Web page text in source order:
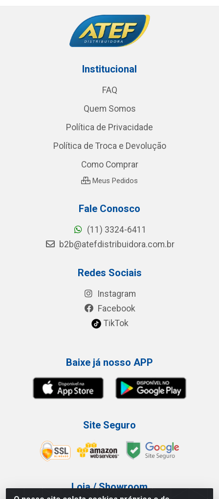
Institucional
FAQ
Quem Somos
Política de Privacidade
Política de Troca e Devolução
Como Comprar
Meus Pedidos
Fale Conosco
(11) 3324-6411
b2b@atefdistribuidora.com.br
Redes Sociais
Instagram
Facebook
TikTok
Baixe já nosso APP
Site Seguro
Loja / Showroom